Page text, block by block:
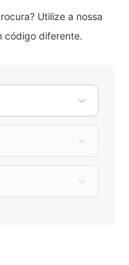
Utilize a nossa
código diferente.